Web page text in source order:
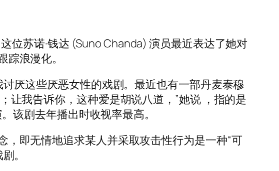
位苏诺·钱达 (Suno Chanda) 演员最近表达了她对
浪漫化。
厌这些厌恶女性的戏剧。最近也有一部丹麦泰穆
让我告诉你，这种爱是胡说八道，”她说 ，指的是
该剧去年播出时收视率最高。
即无情地追求某人并采取攻击性行为是一种“可
。